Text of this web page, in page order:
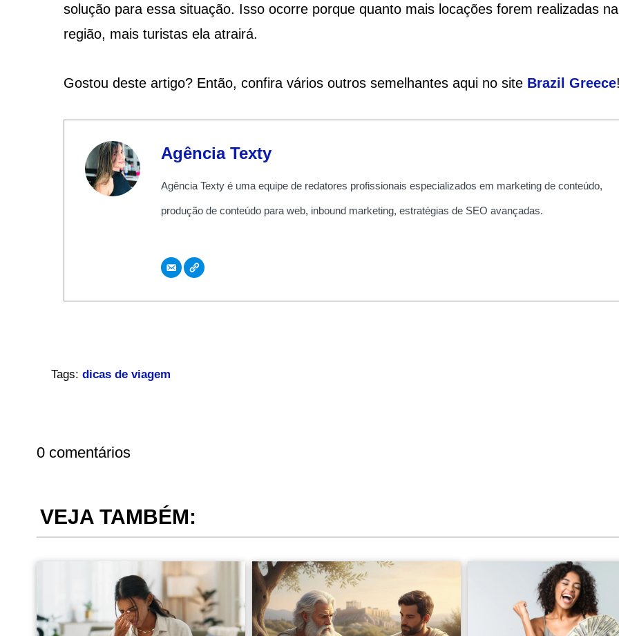
solução para essa situação. Isso ocorre porque quanto mais locações forem realizadas na
região, mais turistas ela atrairá.
Gostou deste artigo? Então, confira vários outros semelhantes aqui no site Brazil Greece!
Agência Texty
Agência Texty é uma equipe de redatores profissionais especializados em marketing de conteúdo,
produção de conteúdo para web, inbound marketing, estratégias de SEO avançadas.
Tags: dicas de viagem
0 comentários
VEJA TAMBÉM: